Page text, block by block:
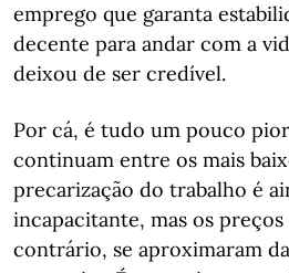
emprego que garanta
decente para andar com a
deixou de ser credível.
Por cá, é tudo um pouco
continuam entre os mais
precarização do trabalho é
incapacitante, mas os
contrário, se aproximaram